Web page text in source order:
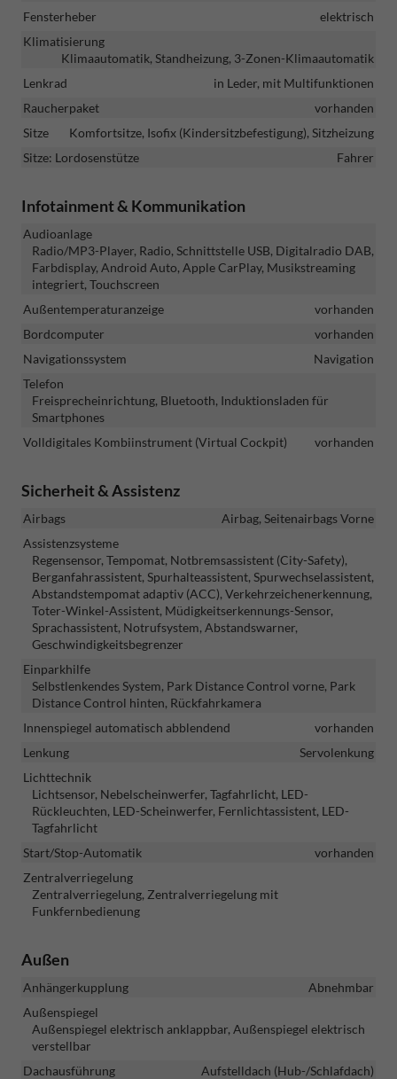
Fensterheber
elektrisch
Klimatisierung
Klimaautomatik, Standheizung, 3-Zonen-Klimaautomatik
Lenkrad
in Leder, mit Multifunktionen
Raucherpaket
vorhanden
Sitze
Komfortsitze, Isofix (Kindersitzbefestigung), Sitzheizung
Sitze: Lordosenstütze
Fahrer
Infotainment & Kommunikation
Audioanlage
Radio/MP3-Player, Radio, Schnittstelle USB, Digitalradio DAB,
Farbdisplay, Android Auto, Apple CarPlay, Musikstreaming
integriert, Touchscreen
Außentemperaturanzeige
vorhanden
Bordcomputer
vorhanden
Navigationssystem
Navigation
Telefon
Freisprecheinrichtung, Bluetooth, Induktionsladen für
Smartphones
Volldigitales Kombiinstrument (Virtual Cockpit)
vorhanden
Sicherheit & Assistenz
Airbags
Airbag, Seitenairbags Vorne
Assistenzsysteme
Regensensor, Tempomat, Notbremsassistent (City-Safety),
Berganfahrassistent, Spurhalteassistent, Spurwechselassistent,
Abstandstempomat adaptiv (ACC), Verkehrzeichenerkennung,
Toter-Winkel-Assistent, Müdigkeitserkennungs-Sensor,
Sprachassistent, Notrufsystem, Abstandswarner,
Geschwindigkeitsbegrenzer
Einparkhilfe
Selbstlenkendes System, Park Distance Control vorne, Park
Distance Control hinten, Rückfahrkamera
Innenspiegel automatisch abblendend
vorhanden
Lenkung
Servolenkung
Lichttechnik
Lichtsensor, Nebelscheinwerfer, Tagfahrlicht, LED-
Rückleuchten, LED-Scheinwerfer, Fernlichtassistent, LED-
Tagfahrlicht
Start/Stop-Automatik
vorhanden
Zentralverriegelung
Zentralverriegelung, Zentralverriegelung mit
Funkfernbedienung
Außen
Anhängerkupplung
Abnehmbar
Außenspiegel
Außenspiegel elektrisch anklappbar, Außenspiegel elektrisch
verstellbar
Dachausführung
Aufstelldach (Hub-/Schlafdach)